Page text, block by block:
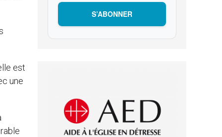
est
une
S’ABONNER